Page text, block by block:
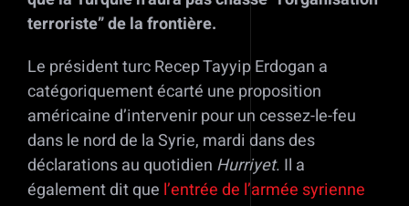
terroriste” de la frontière.
Le président turc Recep Tayyip Erdogan a
catégoriquement écarté une proposition
américaine d’intervenir pour un cessez-le-feu
dans le nord de la Syrie, mardi dans des
déclarations au quotidien Hurriyet. Il a
également dit que l’entrée de l’armée syrienne